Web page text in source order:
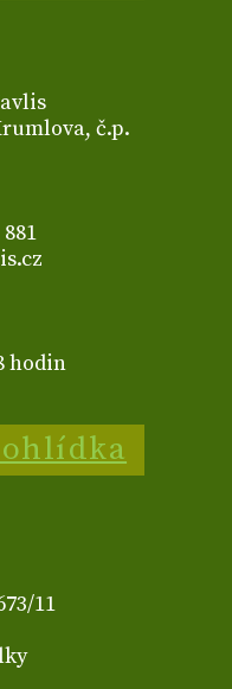
č.p.
hodin
11